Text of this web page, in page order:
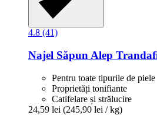
4.8 (41)
Najel Săpun Alep
Pentru toate tipurile de piele
Proprietăți tonifiante
Catifelare și strălucire
24,59 lei (245,90 lei / kg)